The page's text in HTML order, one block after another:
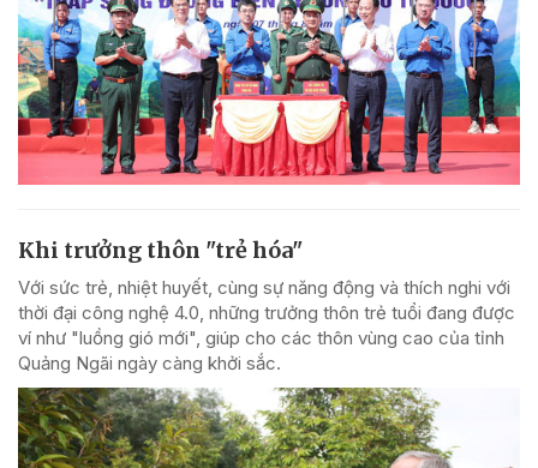
Khi trưởng thôn "trẻ hóa"
Với sức trẻ, nhiệt huyết, cùng sự năng động và thích nghi với
thời đại công nghệ 4.0, những trưởng thôn trẻ tuổi đang được
ví như "luồng gió mới", giúp cho các thôn vùng cao của tỉnh
Quảng Ngãi ngày càng khởi sắc.